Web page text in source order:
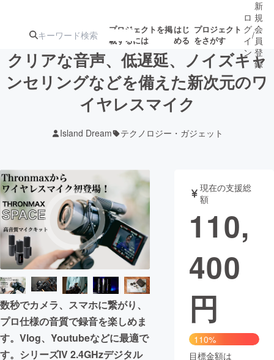
プロジェクトを掲
載するには
はじ
める
プロジェクト
をさがす
注目のリ 注目の新着プロ募集終了が近いプ
テクノロジー・ガジェット
映像・映画 書籍・雑誌
ビジネス・起業 チャレンジ
まちづくり・地域活性化
CAMPFIRE for Social Good CAMPFIRE Creation
CAMPFIREふるさと納税machi-ya コミュニティ
ロ
グ
イ
ン
/
新
規
会
員
登
録
クリアな音声、低遅延、ノイズキャ
ンセリングなどを備えた新次元のワ
イヤレスマイク
Island Dream テクノロジー・ガジェット
数秒でカメラ、スマホに繋がり、
プロ仕様の音質で録音を楽しめま
す。Vlog、Youtubeなどに最適で
す。シリーズIV 2.4GHzデジタル
現在の支援総
額
110,
400
円
110%
目標金額は